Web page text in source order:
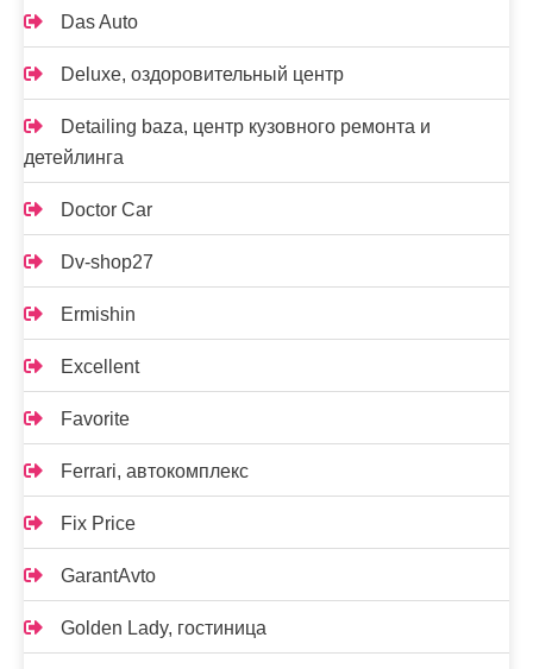
Das Auto
Deluxe, оздоровительный центр
Detailing baza, центр кузовного ремонта и
детейлинга
Doctor Car
Dv-shop27
Ermishin
Excellent
Favorite
Ferrari, автокомплекс
Fix Price
GarantAvto
Golden Lady, гостиница